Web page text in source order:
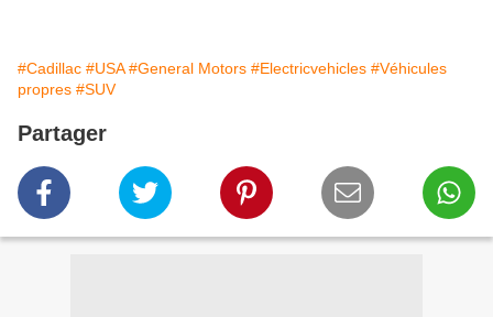
#Cadillac #USA #General Motors #Electricvehicles #Véhicules
propres #SUV
Partager